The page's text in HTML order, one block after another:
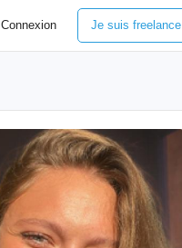
Connexion Je suis freelance